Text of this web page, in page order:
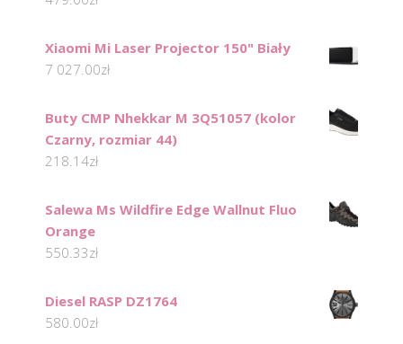
Xiaomi Mi Laser Projector 150" Biały
7 027.00zł
Buty CMP Nhekkar M 3Q51057 (kolor
Czarny, rozmiar 44)
218.14zł
Salewa Ms Wildfire Edge Wallnut Fluo
Orange
550.33zł
Diesel RASP DZ1764
580.00zł